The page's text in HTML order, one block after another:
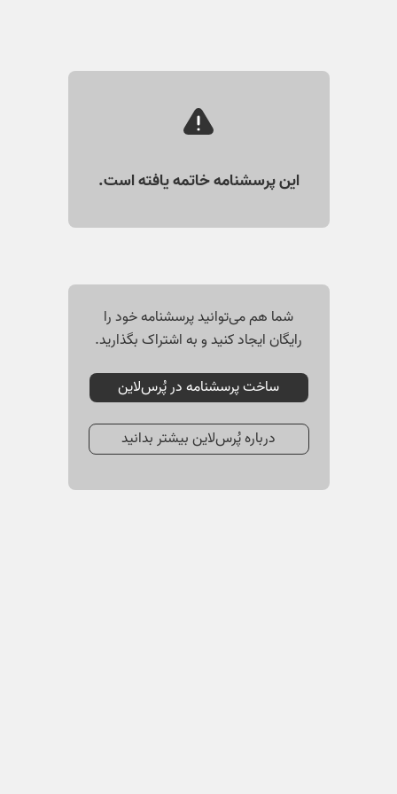
این پرسشنامه خاتمه یافته است.
شما هم می‌توانید پرسشنامه خود را
رایگان ایجاد کنید و به اشتراک بگذارید.
ساخت پرسشنامه در پُرس‌لاین
درباره پُرس‌لاین بیشتر بدانید